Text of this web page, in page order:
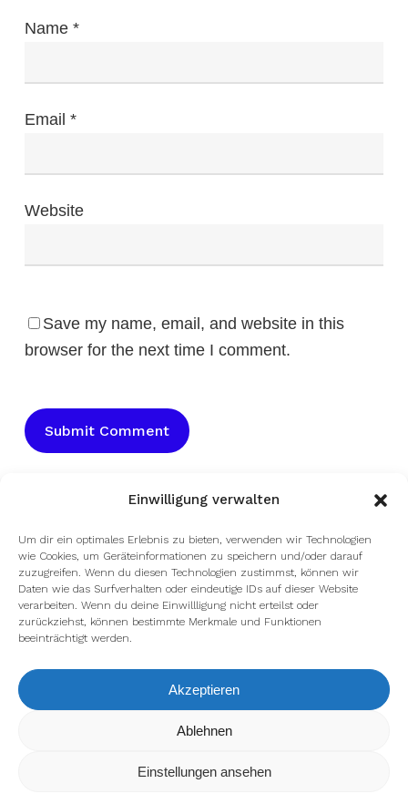
Einwilligung verwalten
Um dir ein optimales Erlebnis zu bieten, verwenden wir Technologien
wie Cookies, um Geräteinformationen zu speichern und/oder darauf
zuzugreifen. Wenn du diesen Technologien zustimmst, können wir
Daten wie das Surfverhalten oder eindeutige IDs auf dieser Website
verarbeiten. Wenn du deine Einwillligung nicht erteilst oder
zurückziehst, können bestimmte Merkmale und Funktionen
beeinträchtigt werden.
Akzeptieren
Ablehnen
Einstellungen ansehen
Name *
Email *
Website
Save my name, email, and website in this
browser for the next time I comment.
facebook youtube instagram spotify twitch
email
Wir verwenden Cookies, um dir die bestmögliche Erfahrung auf
kannst du erfahren, welche Cookies wir
verwenden oder sie ausschalten.